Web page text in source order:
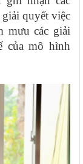
quyết việc
mưu các giải
của mô hình